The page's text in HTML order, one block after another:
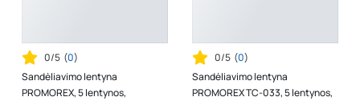
0/5 (0)
Sandėliavimo lentyna
PROMOREX, 5 lentynos,
0/5 (0)
Sandėliavimo lentyna
PROMOREX TC-033, 5 lentynos,